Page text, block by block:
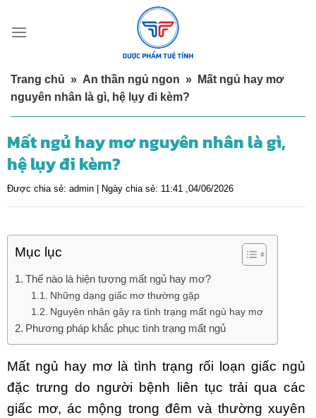
Trang chủ » An thần ngủ ngon »
Mất ngủ hay mơ
nguyên nhân là gì, hệ lụy đi kèm?
Mất ngủ hay mơ nguyên nhân là gì,
hệ lụy đi kèm?
Được chia sẻ: admin | Ngày chia sẻ: 11:41 ,04/06/2026
Mục lục
Thế nào là hiện tượng mất ngủ hay mơ?
Những dạng giấc mơ thường gặp
Nguyên nhân gây ra tình trạng mất ngủ hay mơ
Phương pháp khắc phục tình trạng mất ngủ
Mất ngủ hay mơ là tình trạng rối loạn giấc ngủ
đặc trưng do người bệnh liên tục trải qua các
giấc mơ, ác mộng trong đêm và thường xuyên